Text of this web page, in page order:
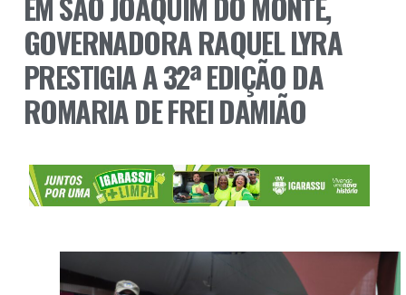
GOVERNADORA RAQUEL LYRA
PRESTIGIA A 32ª EDIÇÃO DA
ROMARIA DE FREI DAMIÃO